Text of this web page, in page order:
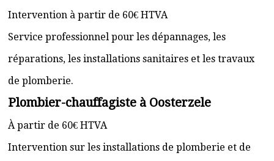
Intervention à partir de 60€ HTVA
Service professionnel pour les dépannages, les
réparations, les installations sanitaires et les travaux
de plomberie.
Plombier-chauffagiste à Oosterzele
À partir de 60€ HTVA
Intervention sur les installations de plomberie et de